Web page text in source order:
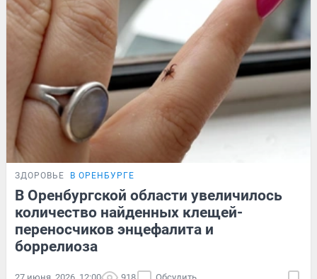
ЗДОРОВЬЕ В ОРЕНБУРГЕ
В Оренбургской области увеличилось
количество найденных клещей-
переносчиков энцефалита и
боррелиоза